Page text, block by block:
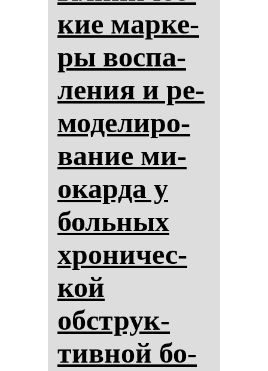
кие мар­ке­
ры вос­па­
ле­ния и ре­
мо­де­ли­ро­
ва­ние ми­
окар­да у
боль­ных
хро­ни­чес­
кой
обструк­
тив­ной бо­